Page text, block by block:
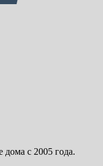
дома с 2005 года.